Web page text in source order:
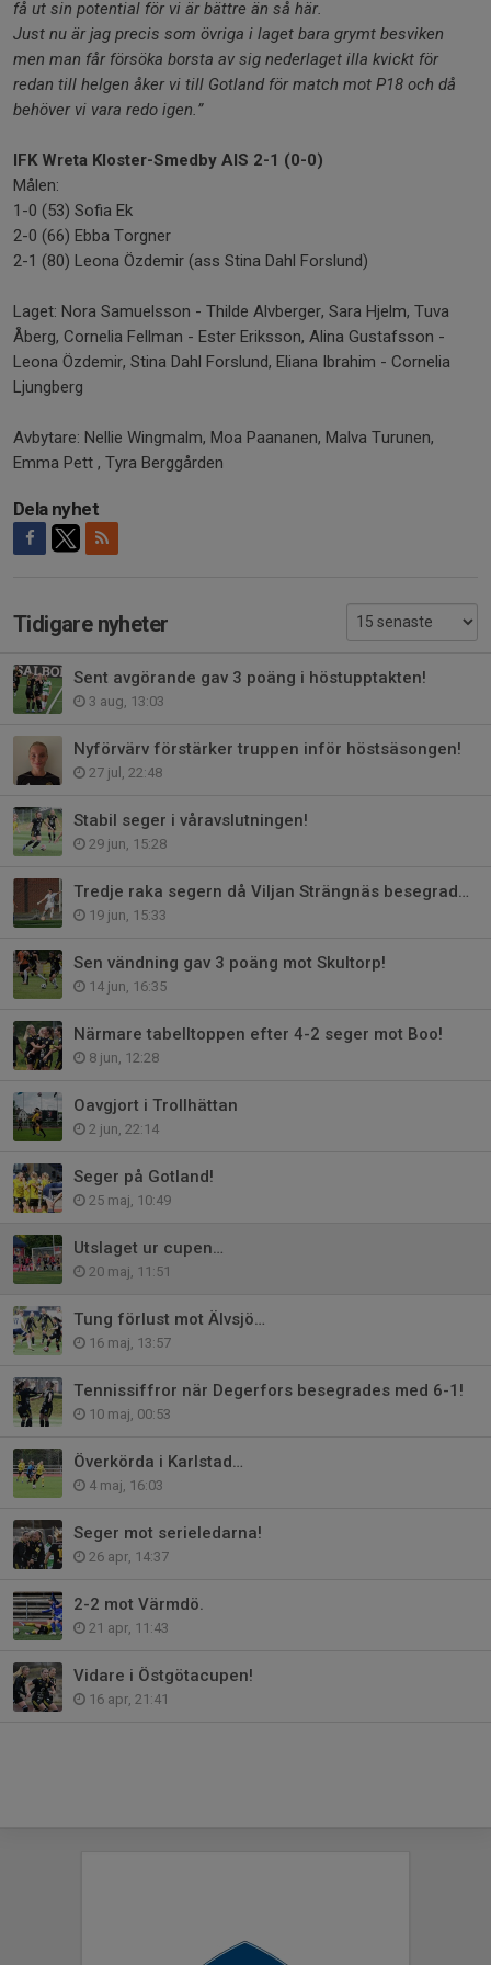
få ut sin potential för vi är bättre än så här.
Just nu är jag precis som övriga i laget bara grymt besviken
men man får försöka borsta av sig nederlaget illa kvickt för
redan till helgen åker vi till Gotland för match mot P18 och då
behöver vi vara redo igen.”
IFK Wreta Kloster-Smedby AIS 2-1 (0-0)
Målen:
1-0 (53) Sofia Ek
2-0 (66) Ebba Torgner
2-1 (80) Leona Özdemir (ass Stina Dahl Forslund)
Laget: Nora Samuelsson - Thilde Alvberger, Sara Hjelm, Tuva
Åberg, Cornelia Fellman - Ester Eriksson, Alina Gustafsson -
Leona Özdemir, Stina Dahl Forslund, Eliana Ibrahim - Cornelia
Ljungberg
Avbytare: Nellie Wingmalm, Moa Paananen, Malva Turunen,
Emma Pett , Tyra Berggården
Dela nyhet
Tidigare nyheter
Sent avgörande gav 3 poäng i höstupptakten!
3 aug, 13:03
Nyförvärv förstärker truppen inför höstsäsongen!
27 jul, 22:48
Stabil seger i våravslutningen!
29 jun, 15:28
Tredje raka segern då Viljan Strängnäs besegrades med 5-0!
19 jun, 15:33
Sen vändning gav 3 poäng mot Skultorp!
14 jun, 16:35
Närmare tabelltoppen efter 4-2 seger mot Boo!
8 jun, 12:28
Oavgjort i Trollhättan
2 jun, 22:14
Seger på Gotland!
25 maj, 10:49
Utslaget ur cupen…
20 maj, 11:51
Tung förlust mot Älvsjö…
16 maj, 13:57
Tennissiffror när Degerfors besegrades med 6-1!
10 maj, 00:53
Överkörda i Karlstad…
4 maj, 16:03
Seger mot serieledarna!
26 apr, 14:37
2-2 mot Värmdö.
21 apr, 11:43
Vidare i Östgötacupen!
16 apr, 21:41